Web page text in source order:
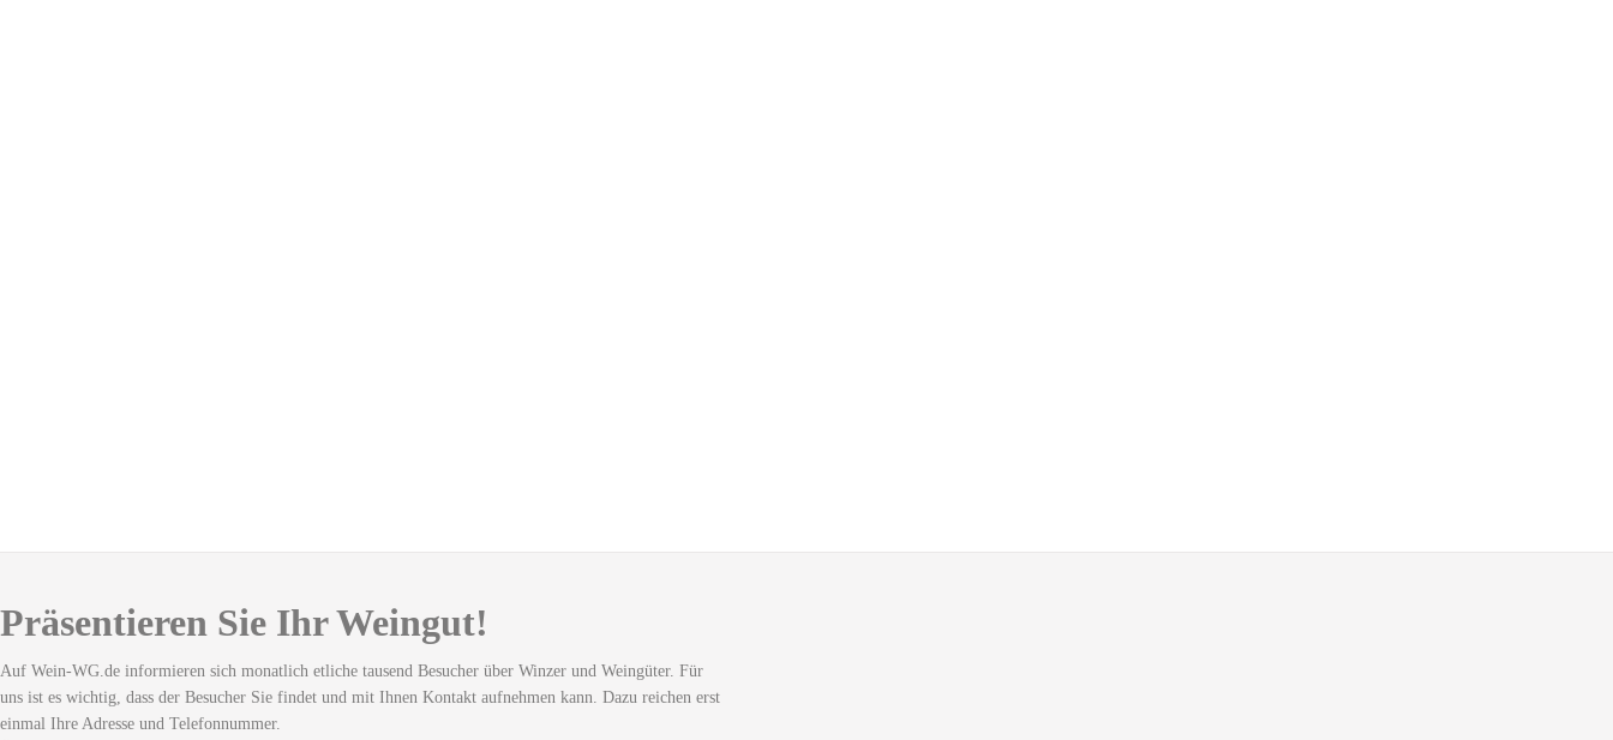
Präsentieren Sie Ihr Weingut!
Auf Wein-WG.de informieren sich monatlich etliche tausend Besucher über Winzer und Weingüter. Für
uns ist es wichtig, dass der Besucher Sie findet und mit Ihnen Kontakt aufnehmen kann. Dazu reichen erst
einmal Ihre Adresse und Telefonnummer.